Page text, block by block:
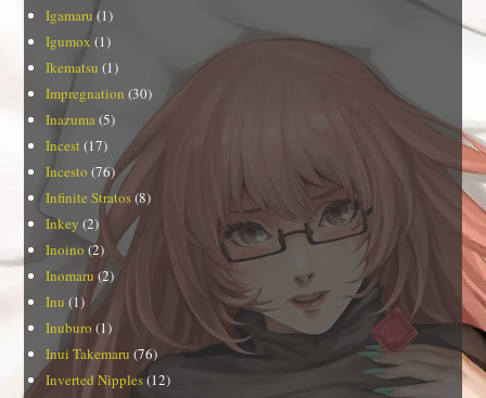
Igamaru (1)
Igumox (1)
Ikematsu (1)
Impregnation (30)
Inazuma (5)
Incest (17)
Incesto (76)
Infinite Stratos(8)
Inkey (2)
Inoino (2)
Inomaru (2)
Inu (1)
Inuburo (1)
Inui Takemaru (76)
Inverted Nipples(12)